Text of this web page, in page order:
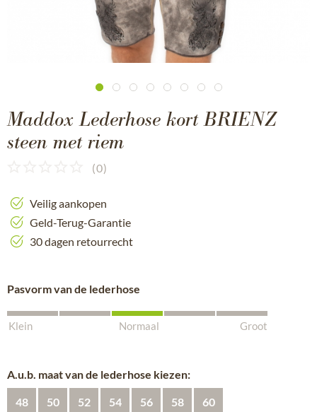
Maddox Lederhose kort BRIENZ
steen met riem
(0)
Veilig aankopen
Geld-Terug-Garantie
30 dagen retourrecht
Pasvorm van de lederhose
Klein Normaal Groot
A.u.b. maat van de lederhose kiezen:
48 50 52 54 56 58 60